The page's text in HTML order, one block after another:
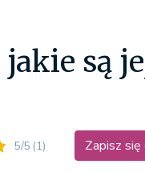
są
5/5 (1) Zapisz